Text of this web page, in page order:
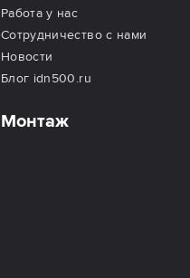
Работа у нас
Сотрудничество с нами
Новости
Блог idn500.ru
Монтаж